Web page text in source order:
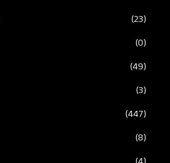
(23)
(0)
(49)
(3)
(447)
(8)